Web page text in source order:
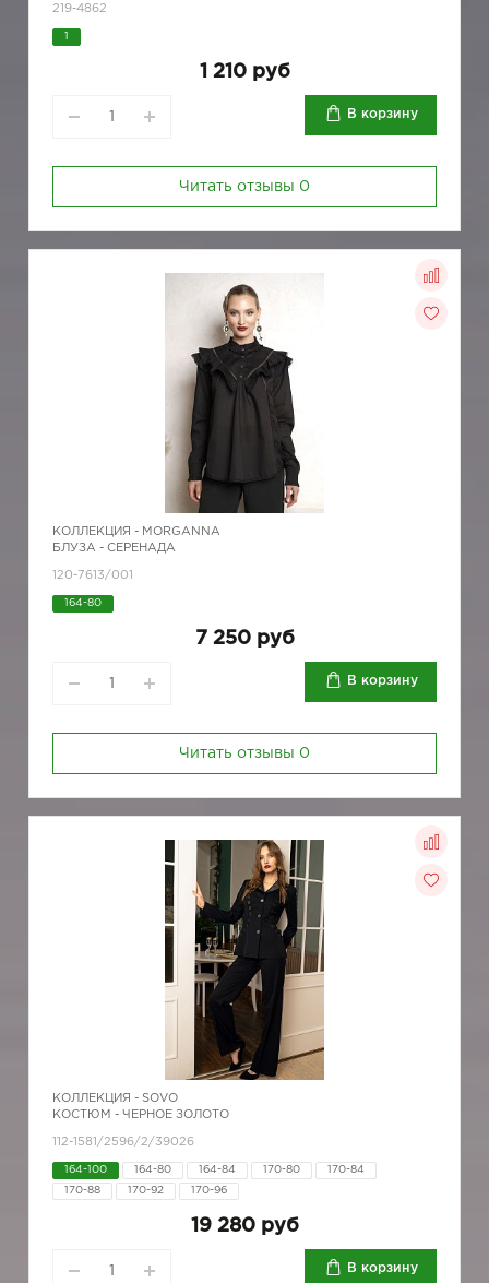
219-4862
1 210 руб
В корзину
Читать отзывы 0
КОЛЛЕКЦИЯ - MORGANNA
БЛУЗА - СЕРЕНАДА
120-7613/001
164-80
7 250 руб
В корзину
Читать отзывы 0
КОЛЛЕКЦИЯ - SOVO
КОСТЮМ - ЧЕРНОЕ ЗОЛОТО
112-1581/2596/2/39026
164-100 164-80 164-84 170-80 170-84
170-88 170-92 170-96
19 280 руб
В корзину